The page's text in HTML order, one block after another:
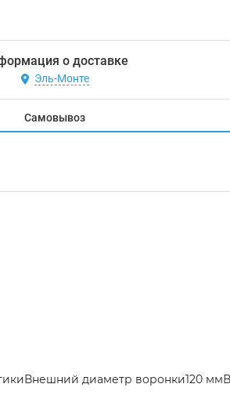
о доставке
Эль-Монте
Самовывоз
диаметр воронки120